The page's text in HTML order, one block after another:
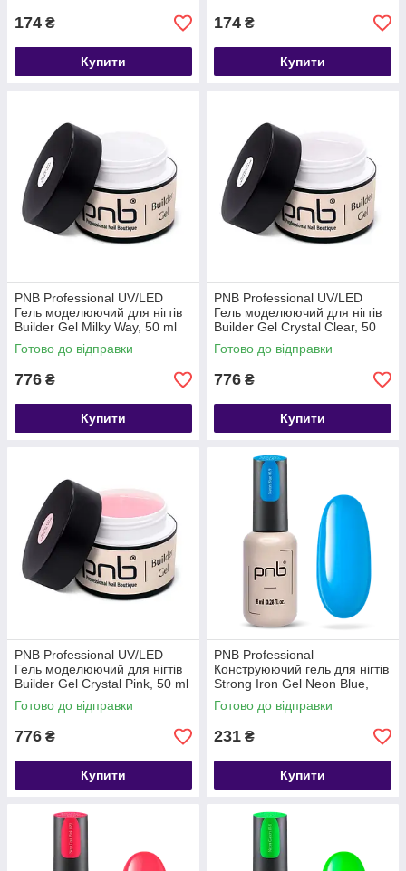
174 ₴
Купити
174 ₴
Купити
PNB Professional UV/LED
Гель моделюючий для нігтів
Builder Gel Milky Way, 50 ml
(молочний)
Готово до відправки
776 ₴
Купити
PNB Professional UV/LED
Гель моделюючий для нігтів
Builder Gel Сrystal Clear, 50
ml (прозорий)
Готово до відправки
776 ₴
Купити
PNB Professional UV/LED
Гель моделюючий для нігтів
Builder Gel Сrystal Pink, 50 ml
(прозоро-рожевий)
Готово до відправки
776 ₴
Купити
PNB Professional
Конструюючий гель для нігтів
Strong Iron Gel Neon Blue,
8мл
Готово до відправки
231 ₴
Купити